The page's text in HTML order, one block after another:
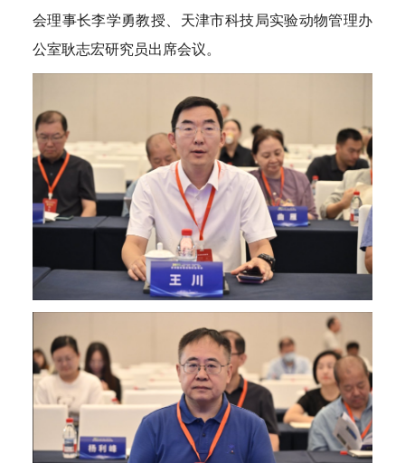
会理事长李学勇教授、天津市科技局实验动物管理办
公室耿志宏研究员出席会议。